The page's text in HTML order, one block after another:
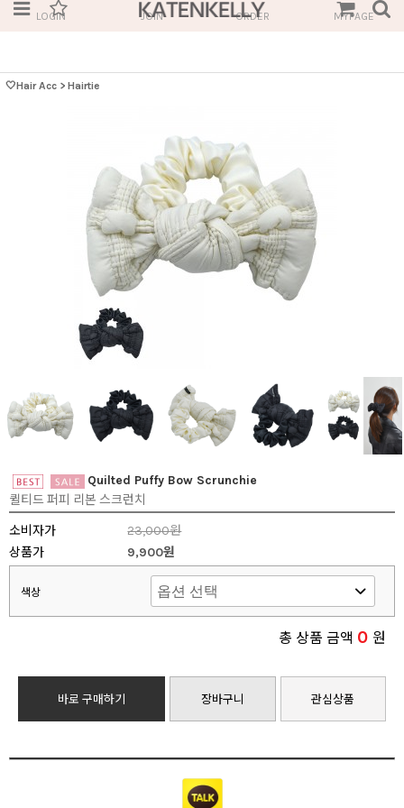
LOGIN JOIN ORDER MYPAGE
🤍Hair Acc > Hairtie
Quilted Puffy Bow Scrunchie
퀼티드 퍼피 리본 스크런치
소비자가
23,000원
상품가
9,900원
색상
총 상품 금액 0 원
바로 구매하기 장바구니 관심상품